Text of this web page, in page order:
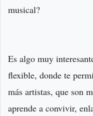
musical?
Es algo muy
flexible, donde te
más artistas, que son
aprende a convivir,